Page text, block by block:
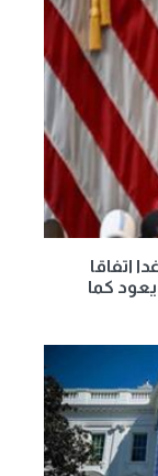
اتفاقا
يوما.. ولن يعود كما